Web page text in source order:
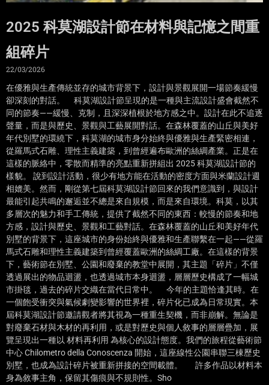
2025 科莫湖設計節在材料與記憶之間重
組碎片
22/03/2026
在優雅與生產傳統並存的城市背景下，設計與景觀展開一場節奏緩慢
卻深刻的對話。 科莫湖設計節呈現的是一種與主流設計盛會截然不
同的節奏——緩慢、克制，且深深植根於地方感之中。設計在此不追逐
聲量，而是與歷史、景觀與工藝展開對話。在森林覆蓋的山丘與美好
年代別墅的環繞下，科莫湖的城市身分始終與優雅與生產緊密相連，
從羅馬式石雕、理性主義建築，到曾經遍布歐洲的絲綢產業。正是在
這樣的脈絡中，零散而精準的亮點重新拼組出 2025 科莫湖設計節的
樣貌。 說到設計活動，很少有地方能在活動的密度方面與米蘭設計週
相媲美。然而，剛從第七屆科莫湖設計節回來的我們意識到，與設計
最能引起共鳴的邂逅並不總是來自規模，而是來自環境。科莫，以其
多層次的魅力和手工傳統，提供了截然不同的東西：較慢的節奏和地
方感，設計與歷史、景觀和工藝對話。在森林覆蓋的山丘和美好年代
別墅的背景下，這座城市的身份始終與優雅和生產聯繫在一起——從羅
馬式石雕和理性主義建築到曾經覆蓋歐洲的絲綢工廠。在這樣的背景
下，藝術節在別墅、公園和廢棄的教堂中展開，其主題「碎片」不僅
透過展出的物品迴盪，也透過城市本身迴盪，層層歷史構成了一幅城
市掛毯，過去的碎片交織在當代日常中。 今年的主題恰逢其時。在
一個飽受衝突與氣候劇變影響的世界裡，碎片化已成為日常現實。本
屆科莫湖設計節邀請觀者將其視為一種重生契機，而非崩解。無論是
對廢棄石材與木材的再利用，或是對歷史與個人敘事的層層疊加，展
覽呈現出一種以 材料再利用 為核心的設計態度。我們的旅程從藝術節
中心 Chilometro della Conoscenza 開始，這座線性公園串聯三棟歷史
別墅，也成為設計碎片被重新拼接的空間載體。 許多作品以材料本
身為敘事主角，保留其傷痕與不規則性。Sho